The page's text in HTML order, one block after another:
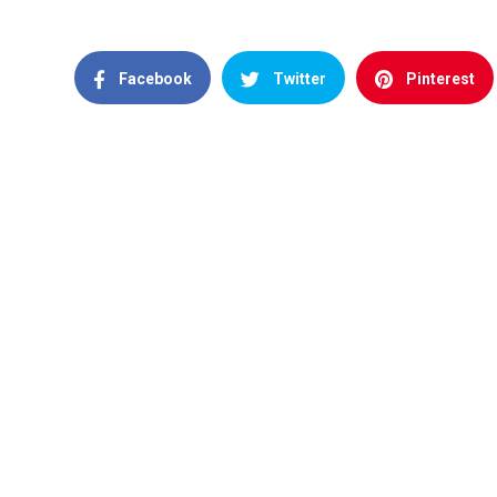
Facebook Twitter Pinterest